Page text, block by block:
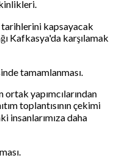
kapsayacak
Kafkasya'da karşılamak
tamamlanması.
ortak yapımcılarından
toplantısının çekimi
insanlarımıza daha